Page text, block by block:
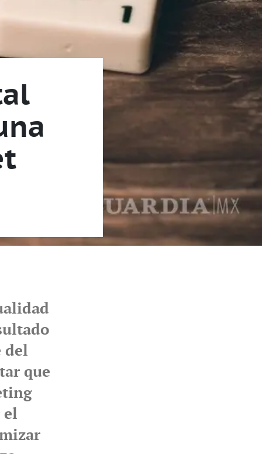
del
que
el